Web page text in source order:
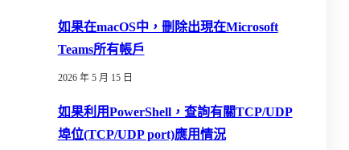
如果在macOS中，刪除出現在Microsoft
Teams所有帳戶
2026 年 5 月 15 日
如果利用PowerShell，查詢有關TCP/UDP
埠位(TCP/UDP port)應用情況